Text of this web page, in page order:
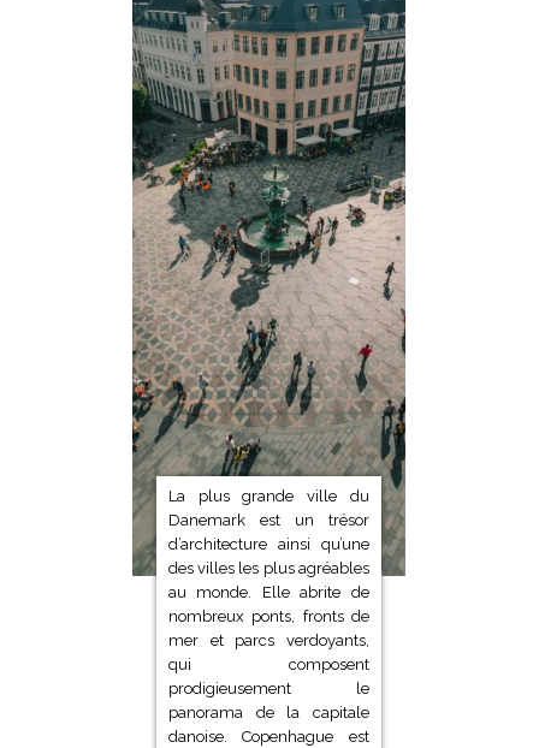
La plus grande ville du
Danemark est un trésor
d’architecture ainsi qu’une
des villes les plus agréables
au monde. Elle abrite de
nombreux ponts, fronts de
mer et parcs verdoyants,
qui composent
prodigieusement le
panorama de la capitale
danoise. Copenhague est